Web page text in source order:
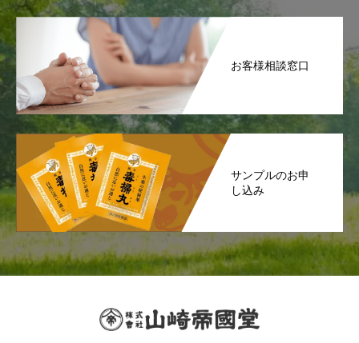
お客様相談窓口
サンプルのお申
し込み